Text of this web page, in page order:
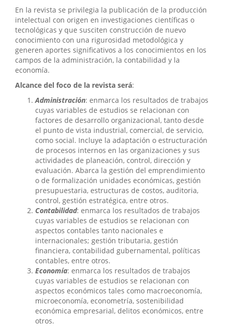
En la revista se privilegia la publicación de la producción
intelectual con origen en investigaciones científicas o
tecnológicas y que susciten construcción de nuevo
conocimiento con una rigurosidad metodológica y
generen aportes significativos a los conocimientos en los
campos de la administración, la contabilidad y la
economía.
Alcance del foco de la revista será:
Administración: enmarca los resultados de trabajos
cuyas variables de estudios se relacionan con
factores de desarrollo organizacional, tanto desde
el punto de vista industrial, comercial, de servicio,
como social. Incluye la adaptación o estructuración
de procesos internos en las organizaciones y sus
actividades de planeación, control, dirección y
evaluación. Abarca la gestión del emprendimiento
o de formalización unidades económicas, gestión
presupuestaria, estructuras de costos, auditoria,
control, gestión estratégica, entre otros.
Contabilidad: enmarca los resultados de trabajos
cuyas variables de estudios se relacionan con
aspectos contables tanto nacionales e
internacionales; gestión tributaria, gestión
financiera, contabilidad gubernamental, políticas
contables, entre otros.
Economía: enmarca los resultados de trabajos
cuyas variables de estudios se relacionan con
aspectos económicos tales como macroeconomía,
microeconomía, econometría, sostenibilidad
económica empresarial, delitos económicos, entre
otros.